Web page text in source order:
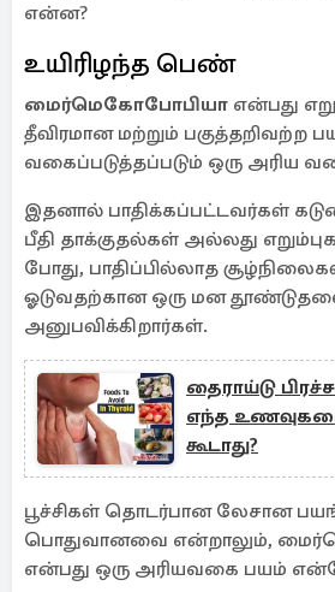
என்ன?
உயிரிழந்த பெண்
மைர்மெகோபோபியா என்பது
தீவிரமான மற்றும் பகுத்தறிவற்ற
வகைப்படுத்தப்படும் ஒரு அரிய
இதனால் பாதிக்கப்பட்டவர்கள்
பீதி தாக்குதல்கள் அல்லது
போது, ​​பாதிப்பில்லாத
ஓடுவதற்கான ஒரு மன
அனுபவிக்கிறார்கள்.
தைராய்டு
எந்த
கூடாது?
பூச்சிகள் தொடர்பான லேசான
பொதுவானவை என்றாலும்,
என்பது ஒரு அரியவகை பயம்